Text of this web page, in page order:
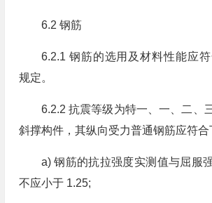
6.2 钢筋
6.2.1 钢筋的选用及材料性能应
规定。
6.2.2 抗震等级为特一、一、二、
斜撑构件，其纵向受力普通钢筋应符合
a) 钢筋的抗拉强度实测值与屈服
不应小于 1.25;